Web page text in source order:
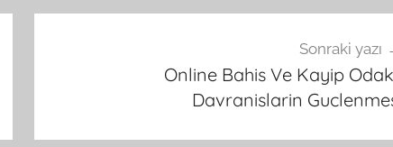
Sonraki yazı
Online Bahis Ve Kayip
Davranislarin